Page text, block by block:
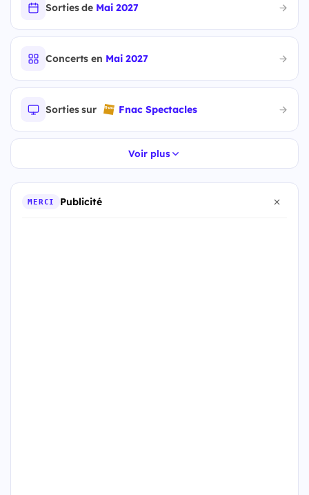
Sorties de Mai 2027
Concerts en Mai 2027
Sorties sur Fnac Spectacles
Voir plus
MERCI Publicité